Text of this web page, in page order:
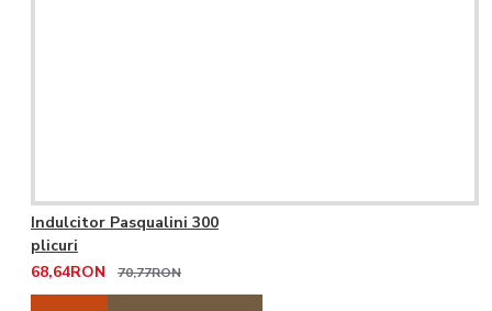
Indulcitor Pasqualini 300
plicuri
68,64RON
70,77RON